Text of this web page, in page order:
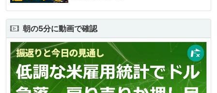
朝の5分に動画で確認